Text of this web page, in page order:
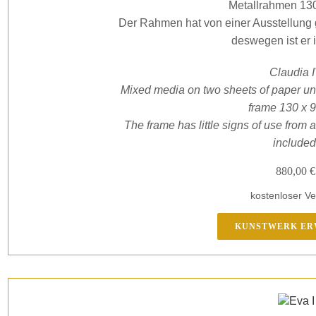
Metallrahmen
Der Rahmen hat von einer
deswegen ist er
Claudia
Mixed media on two sheets of paper
frame 130 x
The frame has little signs of use from
880,00€
kostenloser
KUNSTWERK